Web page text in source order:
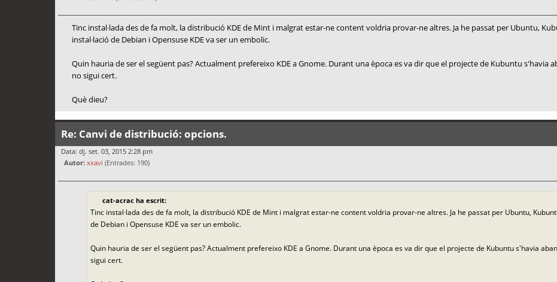
Tinc instal·lada des de fa molt, la distribució KDE de Mint i malgrat estar-ne content voldria provar-ne altres. Ja he passat per Ubuntu,
instal·lació de Debian i Opensuse KDE va ser un embolic.
Quin hauria de ser el següent pas? Actualment prefereixo KDE a Gnome. Durant una època es va dir que el projecte de Kubuntu s'havia
no sigui cert.
Què dieu?
Re: Canvi de distribució: opcions.
Data: dj. set. 03, 2015 2:28 pm
Autor: xxavi (Entrades: 190)
cat-acrac ha escrit:
Tinc instal·lada des de fa molt, la distribució KDE de Mint i malgrat estar-ne content voldria provar-ne altres. Ja he passat per Ubuntu,
de Debian i Opensuse KDE va ser un embolic.
Quin hauria de ser el següent pas? Actualment prefereixo KDE a Gnome. Durant una època es va dir que el projecte de Kubuntu s'havia
sigui cert.